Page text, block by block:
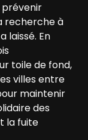
prévenir
recherche à
laissé. En
toile de fond,
villes entre
maintenir
des
la fuite